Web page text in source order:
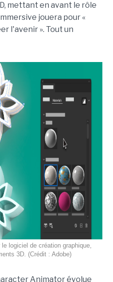
mettant en avant le rôle
jouera pour «
l'avenir ». Tout un
logiciel de création graphique,
3D. (Crédit : Adobe)
Animator évolue